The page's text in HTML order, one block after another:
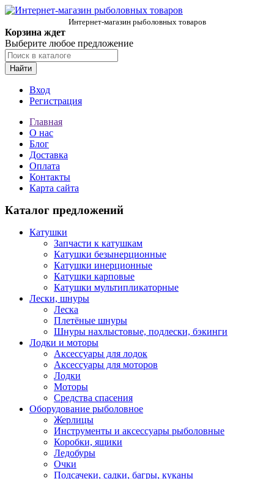
Интернет-магазин рыболовных товаров
Корзина ждет
Выберите любое предложение
Найти
Вход
Регистрация
Главная
О нас
Блог
Доставка
Оплата
Контакты
Карта сайта
Каталог предложений
Катушки
Запчасти к катушкам
Катушки безынерционные
Катушки инерционные
Катушки карповые
Катушки мультипликаторные
Лески, шнуры
Леска
Плетёные шнуры
Шнуры нахлыстовые, подлески, бэкинги
Лодки и моторы
Аксессуары для лодок
Аксессуары для моторов
Лодки
Моторы
Средства спасения
Оборудование рыболовное
Жерлицы
Инструменты и аксессуары рыболовные
Коробки, ящики
Ледобуры
Очки
Подсачеки, садки, багры, куканы